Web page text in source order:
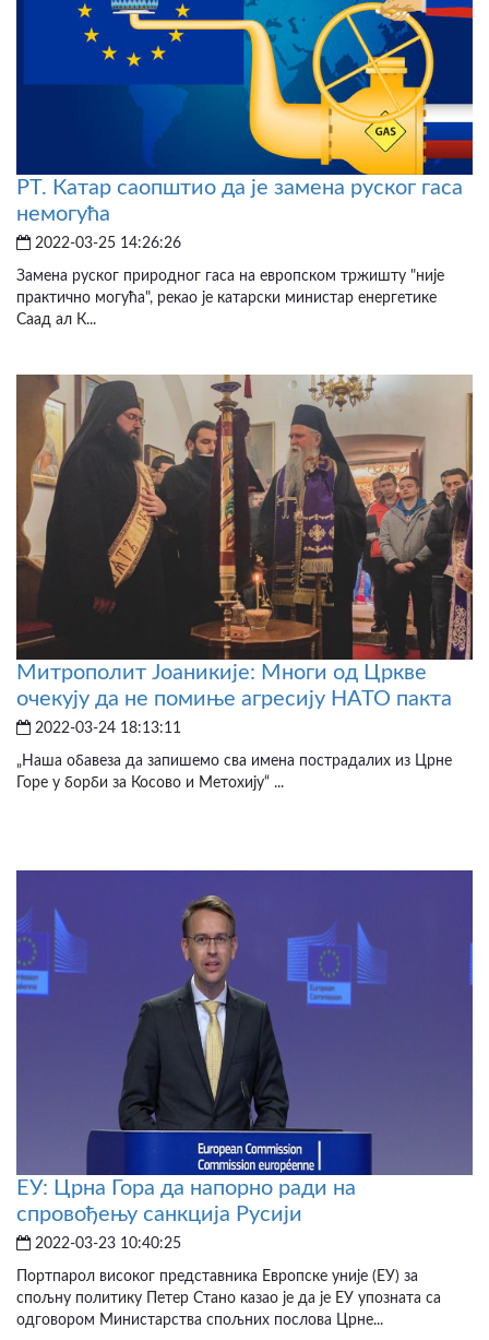
РТ. Катар саопштио да је замена руског гаса
немогућа
2022-03-25 14:26:26
Замена руског природног гаса на европском тржишту "није
практично могућа", рекао је катарски министар енергетике
Саад ал К...
Митрополит Јоаникије: Многи од Цркве
очекују да не помиње агресију НАТО пакта
2022-03-24 18:13:11
„Наша обавеза да запишемо сва имена пострадалих из Црне
Горе у борби за Косово и Метохију“ ...
ЕУ: Црна Гора да напорно ради на
спровођењу санкција Русији
2022-03-23 10:40:25
Портпарол високог представника Европске уније (ЕУ) за
спољну политику Петер Стано казао је да је ЕУ упозната са
одговором Министарства спољних послова Црне...